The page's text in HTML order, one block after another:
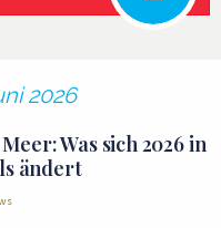
2026
Was sich 2026 in
ändert